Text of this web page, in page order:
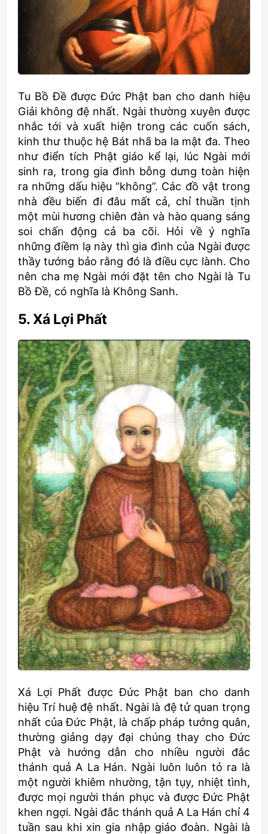
Tu Bồ Đề được Đức Phật ban cho danh hiệu
Giải không đệ nhất. Ngài thường xuyên được
nhắc tới và xuất hiện trong các cuốn sách,
kinh thư thuộc hệ Bát nhã ba la mật đa. Theo
như điển tích Phật giáo kể lại, lúc Ngài mới
sinh ra, trong gia đình bỗng dưng toàn hiện
ra những dấu hiệu “không”. Các đồ vật trong
nhà đều biến đi đâu mất cả, chỉ thuần tịnh
một mùi hương chiên đàn và hào quang sáng
soi chấn động cả ba cõi. Hỏi về ý nghĩa
những điềm lạ này thì gia đình của Ngài được
thầy tướng bảo rằng đó là điều cực lành. Cho
nên cha mẹ Ngài mới đặt tên cho Ngài là Tu
Bồ Đề, có nghĩa là Không Sanh.
5. Xá Lợi Phất
Xá Lợi Phất được Đức Phật ban cho danh
hiệu Trí huệ đệ nhất. Ngài là đệ tử quan trọng
nhất của Đức Phật, là chấp pháp tướng quân,
thường giảng dạy đại chúng thay cho Đức
Phật và hướng dẫn cho nhiều người đắc
thánh quả A La Hán. Ngài luôn luôn tỏ ra là
một người khiêm nhường, tận tụy, nhiệt tình,
được mọi người thán phục và được Đức Phật
khen ngợi. Ngài đắc thánh quả A La Hán chỉ 4
tuần sau khi xin gia nhập giáo đoàn. Ngài là